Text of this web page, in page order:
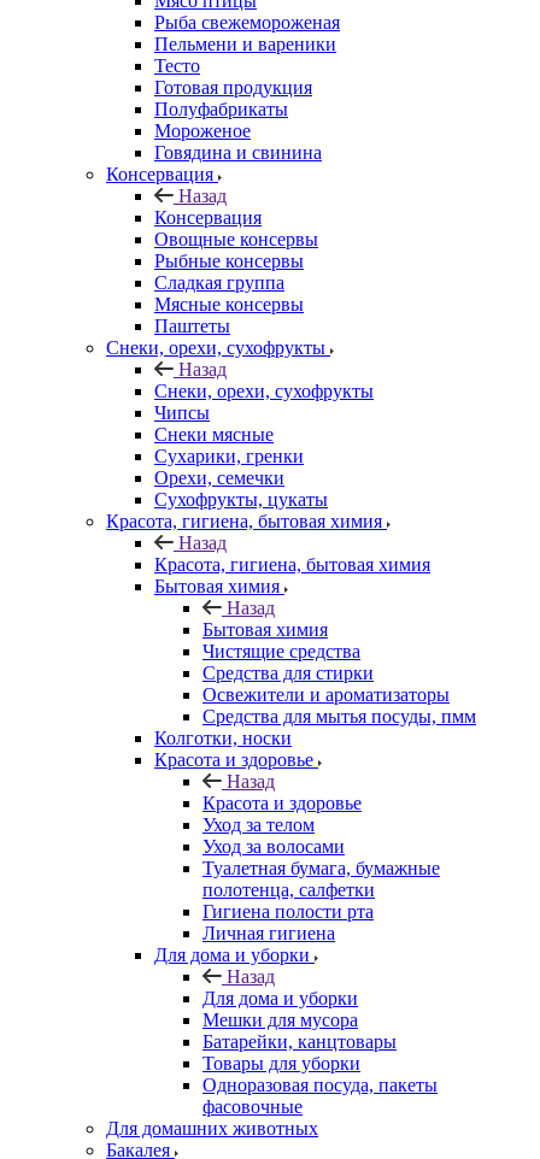
Рыба свежемороженая
Пельмени и вареники
Тесто
Готовая продукция
Полуфабрикаты
Мороженое
Говядина и свинина
Консервация
Назад
Консервация
Овощные консервы
Рыбные консервы
Сладкая группа
Мясные консервы
Паштеты
Снеки, орехи, сухофрукты
Назад
Снеки, орехи, сухофрукты
Чипсы
Снеки мясные
Сухарики, гренки
Орехи, семечки
Сухофрукты, цукаты
Красота, гигиена, бытовая химия
Назад
Красота, гигиена, бытовая химия
Бытовая химия
Назад
Бытовая химия
Чистящие средства
Средства для стирки
Освежители и ароматизаторы
Средства для мытья посуды, пмм
Колготки, носки
Красота и здоровье
Назад
Красота и здоровье
Уход за телом
Уход за волосами
Туалетная бумага, бумажные
полотенца, салфетки
Гигиена полости рта
Личная гигиена
Для дома и уборки
Назад
Для дома и уборки
Мешки для мусора
Батарейки, канцтовары
Товары для уборки
Одноразовая посуда, пакеты
фасовочные
Для домашних животных
Бакалея